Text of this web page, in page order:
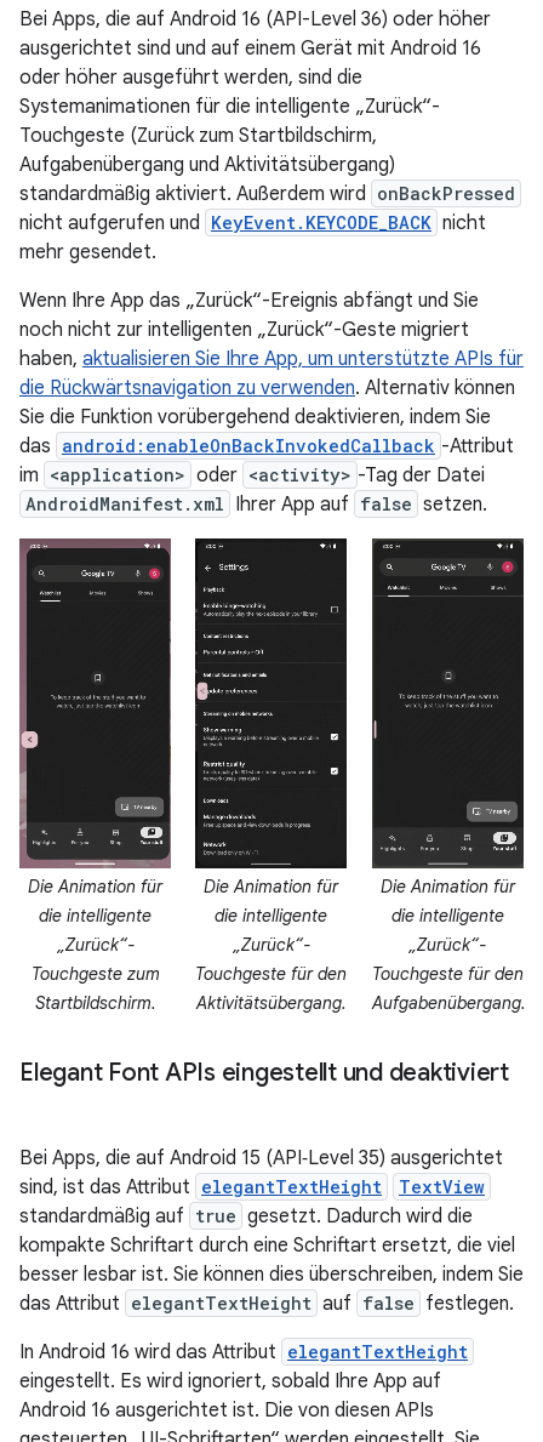
Bei Apps, die auf Android 16 (API-Level 36) oder höher
ausgerichtet sind und auf einem Gerät mit Android 16
oder höher ausgeführt werden, sind die
Systemanimationen für die intelligente „Zurück“-
Touchgeste (Zurück zum Startbildschirm,
Aufgabenübergang und Aktivitätsübergang)
standardmäßig aktiviert. Außerdem wird onBackPressed
nicht aufgerufen und KeyEvent.KEYCODE_BACK nicht
mehr gesendet.
Wenn Ihre App das „Zurück“-Ereignis abfängt und Sie
noch nicht zur intelligenten „Zurück“-Geste migriert
haben, aktualisieren Sie Ihre App, um unterstützte APIs für
die Rückwärtsnavigation zu verwenden. Alternativ können
Sie die Funktion vorübergehend deaktivieren, indem Sie
das android:enableOnBackInvokedCallback -Attribut
im <application> oder <activity> -Tag der Datei
AndroidManifest.xml Ihrer App auf false setzen.
Die Animation für
die intelligente
„Zurück“-
Touchgeste zum
Startbildschirm.
Die Animation für
die intelligente
„Zurück“-
Touchgeste für den
Aktivitätsübergang.
Die Animation für
die intelligente
„Zurück“-
Touchgeste für den
Aufgabenübergang.
Elegant Font APIs eingestellt und deaktiviert
Bei Apps, die auf Android 15 (API‑Level 35) ausgerichtet
sind, ist das Attribut elegantTextHeight TextView
standardmäßig auf true gesetzt. Dadurch wird die
kompakte Schriftart durch eine Schriftart ersetzt, die viel
besser lesbar ist. Sie können dies überschreiben, indem Sie
das Attribut elegantTextHeight auf false festlegen.
In Android 16 wird das Attribut elegantTextHeight
eingestellt. Es wird ignoriert, sobald Ihre App auf
Android 16 ausgerichtet ist. Die von diesen APIs